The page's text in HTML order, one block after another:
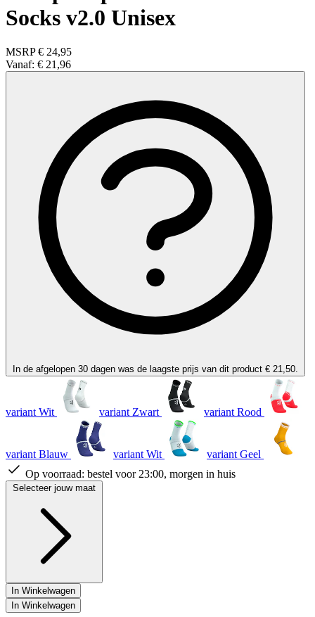
Socks v2.0 Unisex
MSRP € 24,95
Vanaf: € 21,96
In de afgelopen 30 dagen was de laagste prijs van dit product € 21,50.
variant Wit variant Zwart variant Rood
variant Blauw variant Wit
variant Geel
Op voorraad: bestel voor 23:00, morgen in huis
Selecteer jouw maat
In Winkelwagen
In Winkelwagen